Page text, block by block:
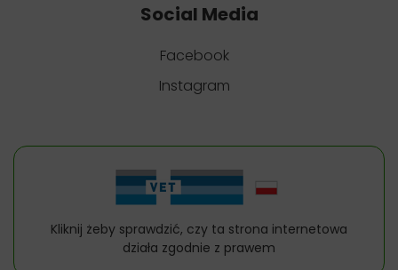
Social Media
Facebook
Instagram
Kliknij żeby sprawdzić, czy ta strona internetowa
działa zgodnie z prawem